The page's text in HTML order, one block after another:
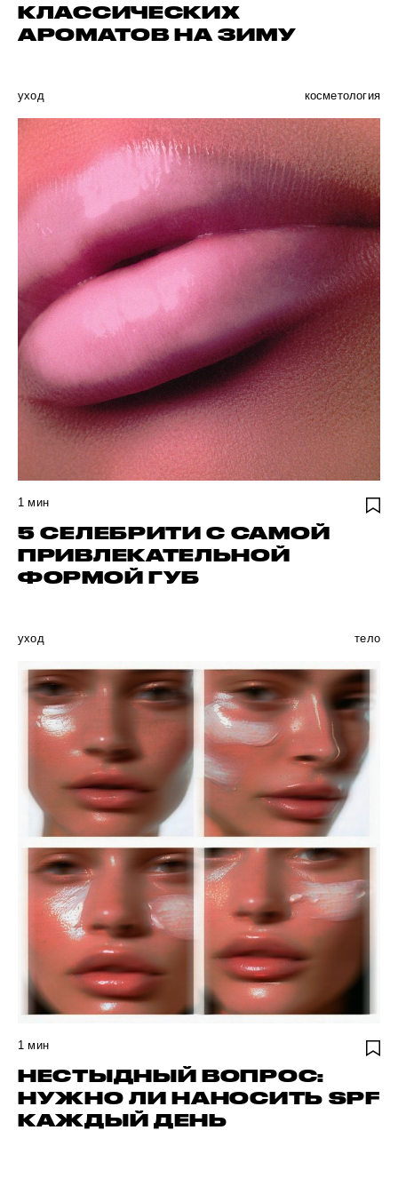
КЛАССИЧЕСКИХ
АРОМАТОВ НА ЗИМУ
уход косметология
1 мин
5 СЕЛЕБРИТИ С САМОЙ
ПРИВЛЕКАТЕЛЬНОЙ
ФОРМОЙ ГУБ
уход тело
1 мин
НЕСТЫДНЫЙ ВОПРОС:
НУЖНО ЛИ НАНОСИТЬ SPF
КАЖДЫЙ ДЕНЬ